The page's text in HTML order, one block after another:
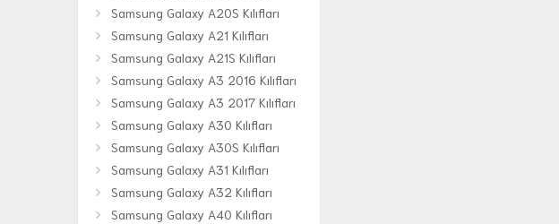
Samsung Galaxy A20S Kılıfları
Samsung Galaxy A21 Kılıfları
Samsung Galaxy A21S Kılıfları
Samsung Galaxy A3 2016 Kılıfları
Samsung Galaxy A3 2017 Kılıfları
Samsung Galaxy A30 Kılıfları
Samsung Galaxy A30S Kılıfları
Samsung Galaxy A31 Kılıfları
Samsung Galaxy A32 Kılıfları
Samsung Galaxy A40 Kılıfları